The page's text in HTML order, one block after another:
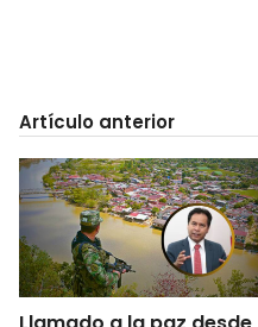
Artículo anterior